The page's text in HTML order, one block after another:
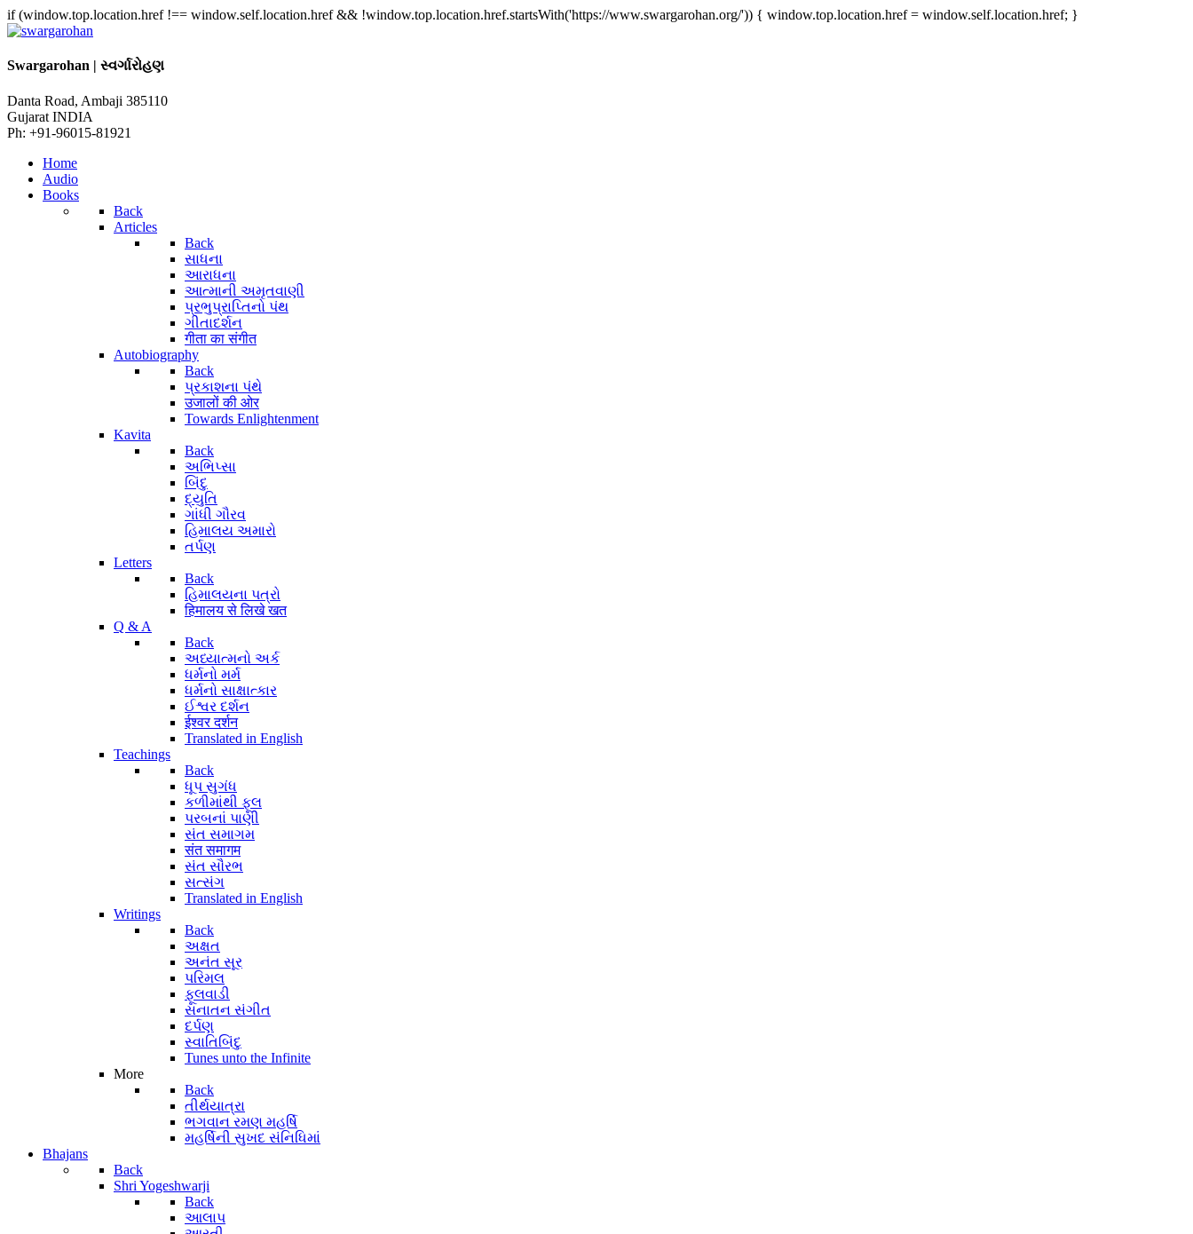
if (window.top.location.href !== window.self.location.href && !window.top.location.href.startsWith('https://www.swargarohan.org/')) { window.top.location.href = window.self.location.href; }
Swargarohan | સ્વર્ગારોહણ
Danta Road, Ambaji 385110
Gujarat INDIA
Ph: +91-96015-81921
Home
Audio
Books
Back
Articles
Back
સાધના
આરાધના
આત્માની અમૃતવાણી
પ્રભુપ્રાપ્તિનો પંથ
ગીતાદર્શન
गीता का संगीत
Autobiography
Back
પ્રકાશના પંથે
उजालों की ओर
Towards Enlightenment
Kavita
Back
અભિપ્સા
બિંદુ
દ્યુતિ
ગાંધી ગૌરવ
હિમાલય અમારો
તર્પણ
Letters
Back
હિમાલયના પત્રો
हिमालय से लिखे खत
Q & A
Back
અધ્યાત્મનો અર્ક
ધર્મનો મર્મ
ધર્મનો સાક્ષાત્કાર
ઈશ્વર દર્શન
ईश्वर दर्शन
Translated in English
Teachings
Back
ધૂપ સુગંધ
કળીમાંથી ફૂલ
પરબનાં પાણી
સંત સમાગમ
संत समागम
સંત સૌરભ
સત્સંગ
Translated in English
Writings
Back
અક્ષત
અનંત સૂર
પરિમલ
ફૂલવાડી
સનાતન સંગીત
દર્પણ
સ્વાતિબિંદુ
Tunes unto the Infinite
More
Back
તીર્થયાત્રા
ભગવાન રમણ મહર્ષિ
મહર્ષિની સુખદ સંનિધિમાં
Bhajans
Back
Shri Yogeshwarji
Back
આલાપ